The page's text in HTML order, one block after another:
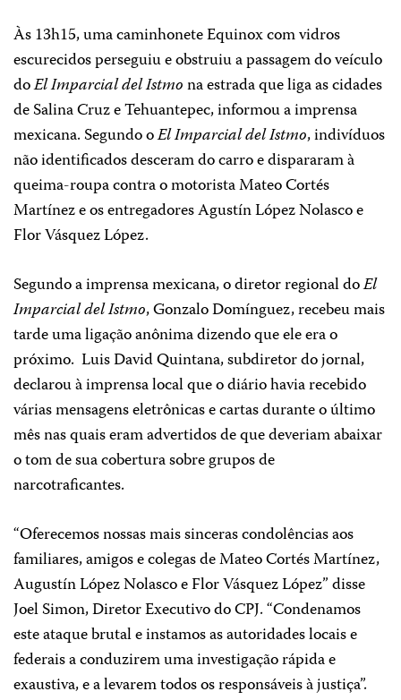
Às 13h15, uma caminhonete Equinox com vidros
escurecidos perseguiu e obstruiu a passagem do veículo
doEl Imparcial del Istmona estrada que liga as cidades
de Salina Cruz e Tehuantepec, informou a imprensa
mexicana. Segundo oEl Imparcial del Istmo, indivíduos
não identificados desceram do carro e dispararam à
queima-roupa contra o motorista Mateo Cortés
Martínez e os entregadores Agustín López Nolasco e
Flor Vásquez López.
Segundo a imprensa mexicana, o diretor regional doEl
Imparcial del Istmo, Gonzalo Domínguez, recebeu mais
tarde uma ligação anônima dizendo que ele era o
próximo. Luis David Quintana, subdiretor do jornal,
declarou à imprensa local que o diário havia recebido
várias mensagens eletrônicas e cartas durante o último
mês nas quais eram advertidos de que deveriam abaixar
o tom de sua cobertura sobre grupos de
narcotraficantes.
“Oferecemos nossas mais sinceras condolências aos
familiares, amigos e colegas de Mateo Cortés Martínez,
Augustín López Nolasco e Flor Vásquez López” disse
Joel Simon, Diretor Executivo do CPJ. “Condenamos
este ataque brutal e instamos as autoridades locais e
federais a conduzirem uma investigação rápida e
exaustiva, e a levarem todos os responsáveis à justiça”.